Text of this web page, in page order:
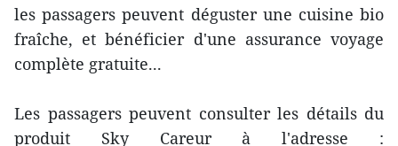
les passagers peuvent déguster une cuisine bio
fraîche, et bénéficier d'une assurance voyage
complète gratuite...
Les passagers peuvent consulter les détails du
produit Sky Careur à l'adresse :